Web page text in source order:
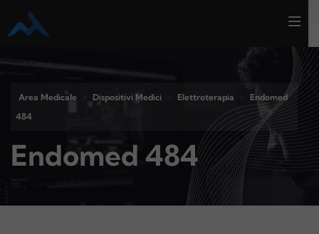
Area Medicale Dispositivi Medici Elettroterapia
Endomed
484
Endomed 484